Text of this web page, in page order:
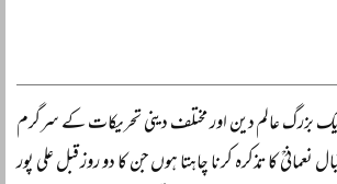
بزرگ عالم دین اور مختلف دینی تحریکات کے سرگرم
نعمانیؒ کا تذکرہ کرنا چاہتا ہوں جن کا دو روز قبل علی پور